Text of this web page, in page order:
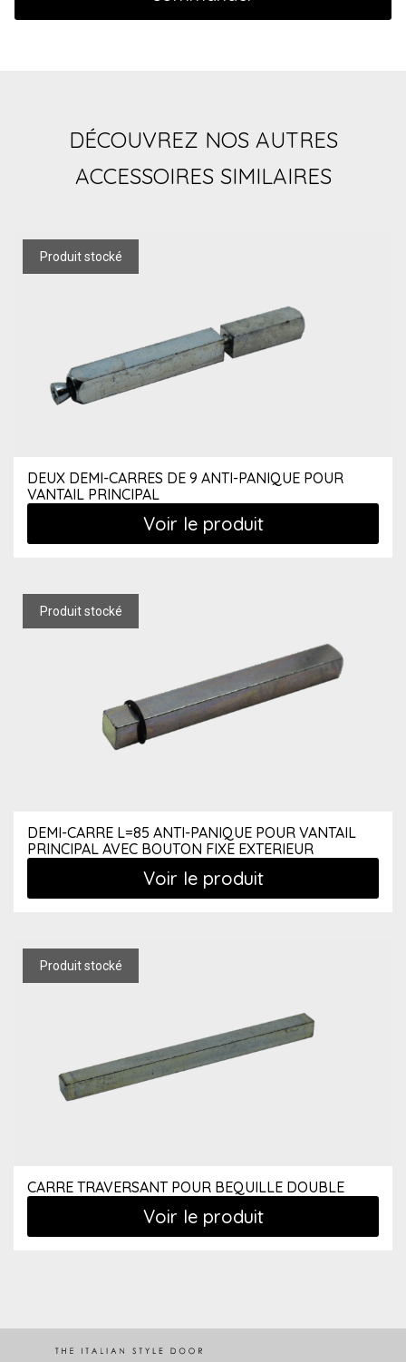
DÉCOUVREZ NOS AUTRES
ACCESSOIRES SIMILAIRES
DEUX DEMI-CARRES DE 9 ANTI-PANIQUE POUR
VANTAIL PRINCIPAL
Voir le produit
DEMI-CARRE L=85 ANTI-PANIQUE POUR VANTAIL
PRINCIPAL AVEC BOUTON FIXE EXTERIEUR
Voir le produit
CARRE TRAVERSANT POUR BEQUILLE DOUBLE
Voir le produit